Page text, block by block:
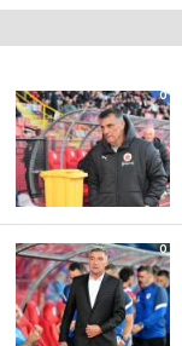
0
0